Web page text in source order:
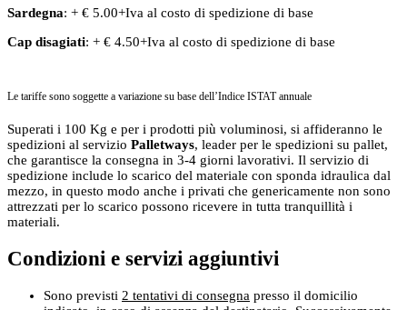
Sardegna: + € 5.00+Iva al costo di spedizione di base
Cap disagiati: + € 4.50+Iva al costo di spedizione di base
Le tariffe sono soggette a variazione su base dell’Indice ISTAT annuale
Superati i 100 Kg e per i prodotti più voluminosi, si affideranno le
spedizioni al servizio Palletways, leader per le spedizioni su pallet,
che garantisce la consegna in 3-4 giorni lavorativi. Il servizio di
spedizione include lo scarico del materiale con sponda idraulica dal
mezzo, in questo modo anche i privati che genericamente non sono
attrezzati per lo scarico possono ricevere in tutta tranquillità i
materiali.
Condizioni e servizi aggiuntivi
Sono previsti 2 tentativi di consegna presso il domicilio